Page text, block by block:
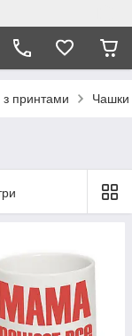
з принтами Чашки